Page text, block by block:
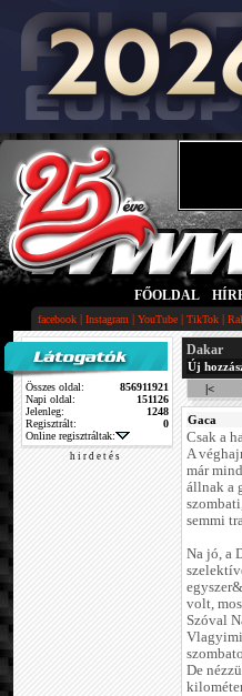
FŐOLDAL
facebook | Instagram | YouTube | TikTok |
Összes oldal:
856911921
Napi oldal:
151126
Jelenleg:
1248
Regisztrált:
0
Online regisztráltak:
h i r d e t é s
Dakar
Új
|<
Gaca
Csak a
A
már
állnak a
semmi
Na jó, a
volt,
Szóval
De